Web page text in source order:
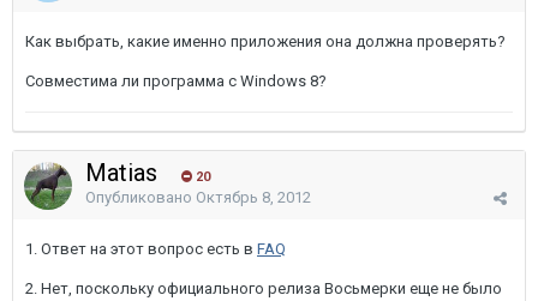
Как выбрать, какие именно приложения она должна проверять?
Совместима ли программа с Windows 8?
Matias 20
Опубликовано Октябрь 8, 2012
1. Ответ на этот вопрос есть в FAQ
2. Нет, поскольку официального релиза Восьмерки еще не было